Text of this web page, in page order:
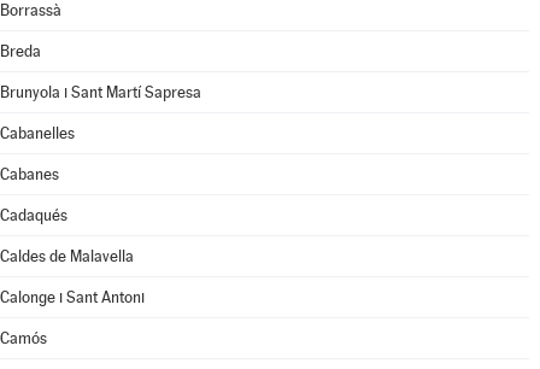
Borrassà
Breda
Brunyola i Sant Martí Sapresa
Cabanelles
Cabanes
Cadaqués
Caldes de Malavella
Calonge i Sant Antoni
Camós